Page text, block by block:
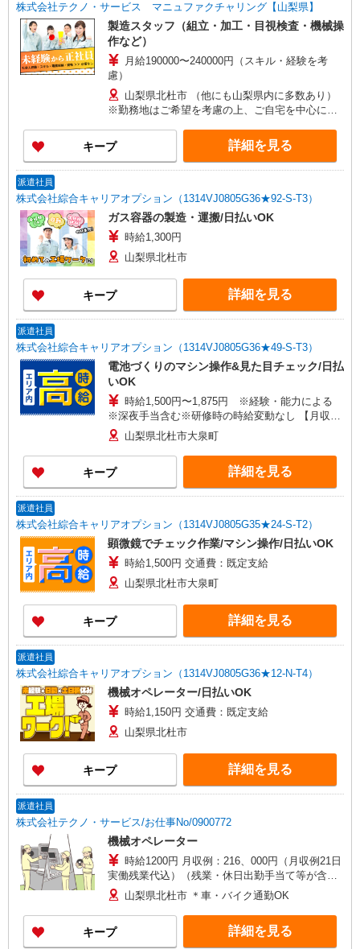
株式会社テクノ・サービス マニュファクチャリング【山梨県】
製造スタッフ（組立・加工・目視検査・機械操
作など）
月給190000〜240000円（スキル・経験を考
慮）
山梨県北杜市 （他にも山梨県内に多数あり）
※勤務地はご希望を考慮の上、ご自宅を中心に通
し）
キープ 詳細を見る
派遣社員
株式会社綜合キャリアオプション（1314VJ0805G36★92-S-T3）
ガス容器の製造・運搬/日払いOK
時給1,300円
山梨県北杜市
キープ 詳細を見る
派遣社員
株式会社綜合キャリアオプション（1314VJ0805G36★49-S-T3）
電池づくりのマシン操作&見た目チェック/日払
いOK
時給1,500円〜1,875円 ※経験・能力による
※深夜手当含む※研修時の時給変動なし 【月収
例】25万1000円(10時間30分×15日+深夜手当) ※
研修後※1ヶ月単位の変形労働制 交通費：既定支
給
山梨県北杜市大泉町
キープ 詳細を見る
派遣社員
株式会社綜合キャリアオプション（1314VJ0805G35★24-S-T2）
顕微鏡でチェック作業/マシン操作/日払いOK
時給1,500円 交通費：既定支給
山梨県北杜市大泉町
キープ 詳細を見る
派遣社員
株式会社綜合キャリアオプション（1314VJ0805G36★12-N-T4）
機械オペレーター/日払いOK
時給1,150円 交通費：既定支給
山梨県北杜市
キープ 詳細を見る
派遣社員
株式会社テクノ・サービス/お仕事No/0900772
機械オペレーター
時給1200円 月収例：216、000円（月収例21日
実働残業代込）（残業・休日出勤手当て等が含ま
れています） 交通費全額支給
山梨県北杜市 ＊車・バイク通勤OK
キープ 詳細を見る